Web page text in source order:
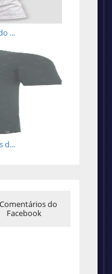
...
d...
Comentários do
Facebook